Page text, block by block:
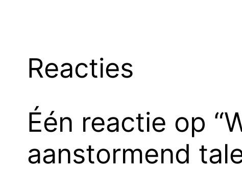
Reacties
Één reactie op
aanstormend